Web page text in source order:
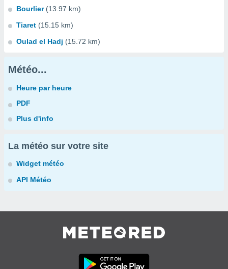
Bourlier (13.97 km)
Tiaret (15.15 km)
Oulad el Hadj (15.72 km)
Météo...
Heure par heure
PDF
Plus d'info
La météo sur votre site
Widget météo
API Météo